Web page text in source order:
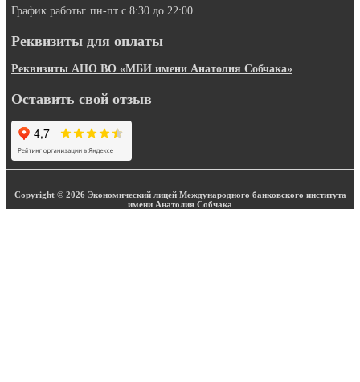
График работы: пн-пт с 8:30 до 22:00
Реквизиты для оплаты
Реквизиты АНО ВО «МБИ имени Анатолия Собчака»
Оставить свой отзыв
Copyright © 2026 Экономический лицей Международного банковского института
имени Анатолия Собчака